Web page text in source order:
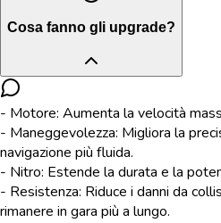
Cosa fanno gli upgrade?
- Motore: Aumenta la velocità
- Maneggevolezza: Migliora la
navigazione più fluida.
- Nitro: Estende la durata e la
- Resistenza: Riduce i danni da
rimanere in gara più a lungo.